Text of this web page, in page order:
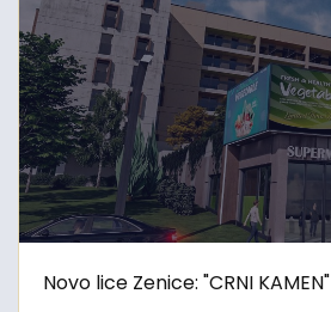
Novo lice Zenice: "CRNI KAMEN"